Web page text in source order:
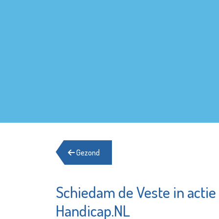
Gezond
Schiedam de Veste in
Handicap.NL